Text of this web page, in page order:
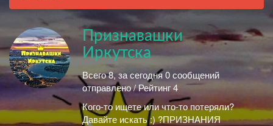
Признавашки
Иркутска
Всего 8, за сегодня 0 сообщений
отправлено / Рейтинг 4
Кого-то ищете или что-то потеряли?
Давайте искать :) ?ПРИЗНАНИЯ